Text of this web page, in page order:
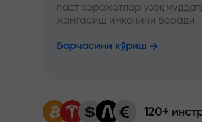
паст харажатлар узоқ
жамғариш имконини беради
Барчасини кўриш
120+